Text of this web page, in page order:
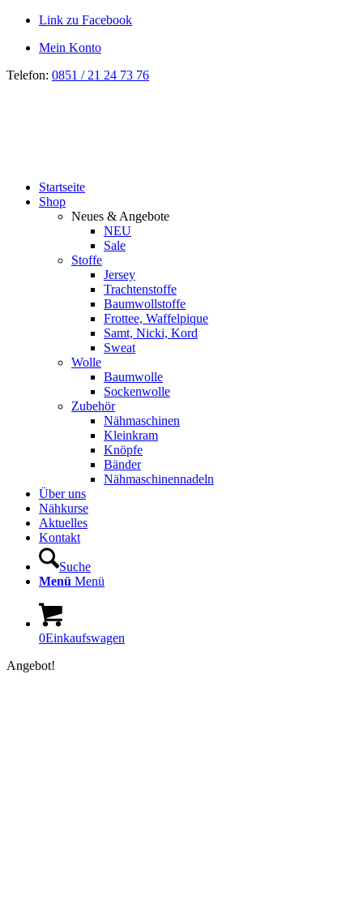
Link zu Facebook
Mein Konto
Telefon: 0851 / 21 24 73 76
Startseite
Shop
Neues & Angebote
NEU
Sale
Stoffe
Jersey
Trachtenstoffe
Baumwollstoffe
Frottee, Waffelpique
Samt, Nicki, Kord
Sweat
Wolle
Baumwolle
Sockenwolle
Zubehör
Nähmaschinen
Kleinkram
Knöpfe
Bänder
Nähmaschinennadeln
Über uns
Nähkurse
Aktuelles
Kontakt
Suche
Menü Menü
0Einkaufswagen
Angebot!